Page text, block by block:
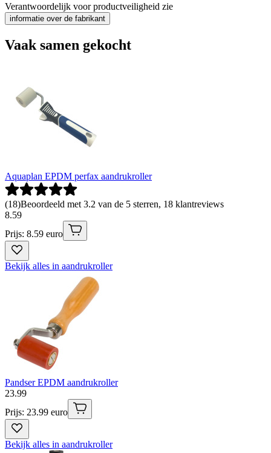
Verantwoordelijk voor productveiligheid zie
informatie over de fabrikant
Vaak samen gekocht
Aquaplan EPDM perfax aandrukroller
(18)Beoordeeld met 3.2 van de 5 sterren, 18 klantreviews
8.59
Prijs: 8.59 euro
Bekijk alles in aandrukroller
Pandser EPDM aandrukroller
23.99
Prijs: 23.99 euro
Bekijk alles in aandrukroller